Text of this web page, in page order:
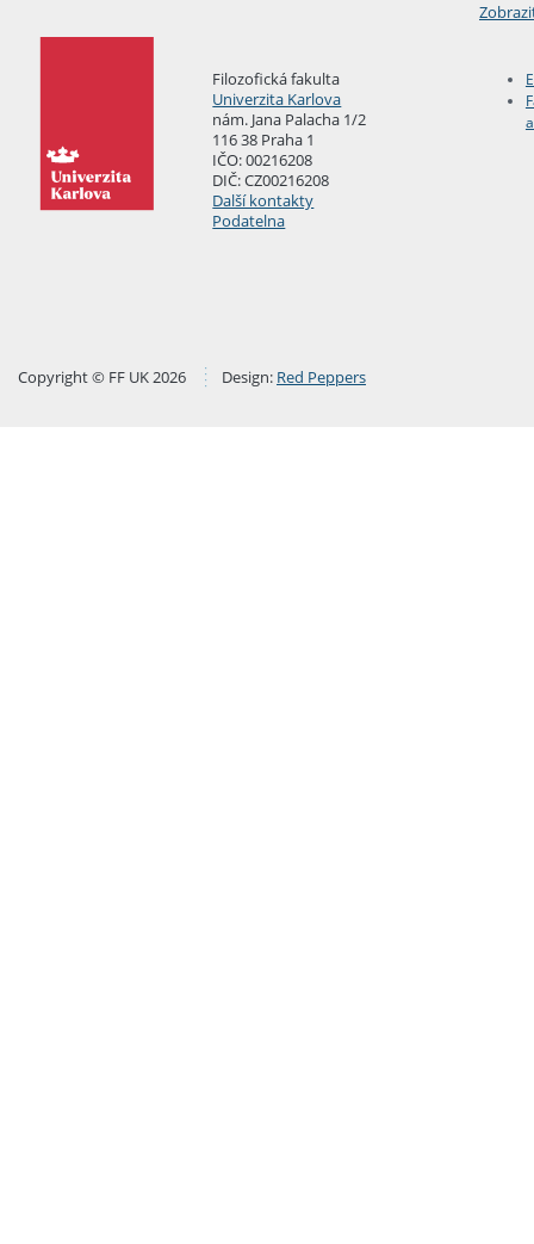
Filozofická fakulta
Univerzita Karlova
nám. Jana Palacha 1/2
116 38 Praha 1
IČO: 00216208
DIČ: CZ00216208
Další kontakty
Podatelna
Copyright © FF UK 2026 Design: Red Peppers